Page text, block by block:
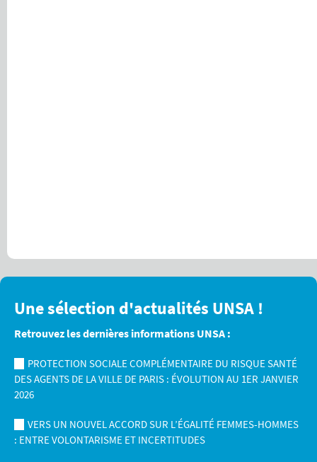
Une sélection d'actualités UNSA !
Retrouvez les dernières informations UNSA :
PROTECTION SOCIALE COMPLÉMENTAIRE DU RISQUE SANTÉ
DES AGENTS DE LA VILLE DE PARIS : ÉVOLUTION AU 1ER JANVIER
2026
VERS UN NOUVEL ACCORD SUR L’ÉGALITÉ FEMMES-HOMMES
: ENTRE VOLONTARISME ET INCERTITUDES